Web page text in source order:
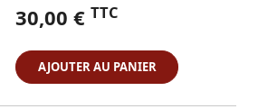
30,00 € TTC
AJOUTER AU PANIER